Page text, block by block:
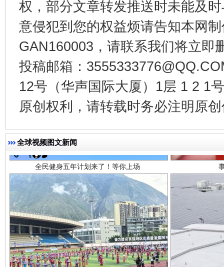
权，部分文章转发推送时未能及
意侵犯到您的权益烦请告知本网
GAN160003，请联系我们将立即
投稿邮箱：
12号（华声国际大厦）1层 1 2 1
原创权利，请转载时务必注明原
全球视频图文新闻
全民健身五年计划来了！等你上场
阿坝州三大球赛在茂县开幕 规模